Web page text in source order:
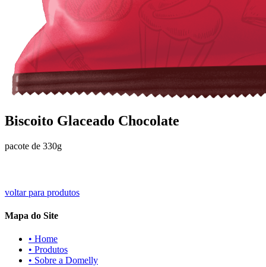
Biscoito Glaceado Chocolate
pacote de 330g
voltar para produtos
Mapa do Site
• Home
• Produtos
• Sobre a Domelly